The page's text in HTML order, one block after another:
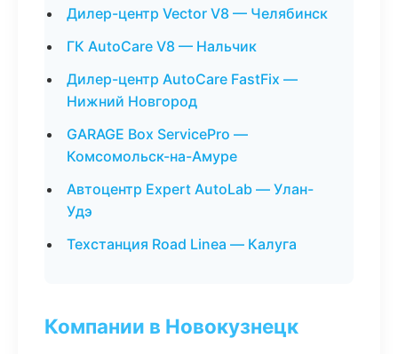
Дилер-центр Vector V8 — Челябинск
ГК AutoCare V8 — Нальчик
Дилер-центр AutoCare FastFix —
Нижний Новгород
GARAGE Box ServicePro —
Комсомольск-на-Амуре
Автоцентр Expert AutoLab — Улан-
Удэ
Техстанция Road Linea — Калуга
Компании в Новокузнецк